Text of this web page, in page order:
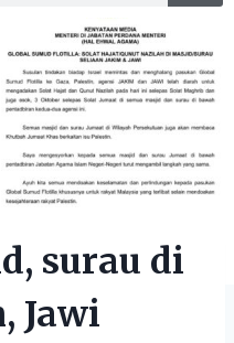
surau di
Jawi